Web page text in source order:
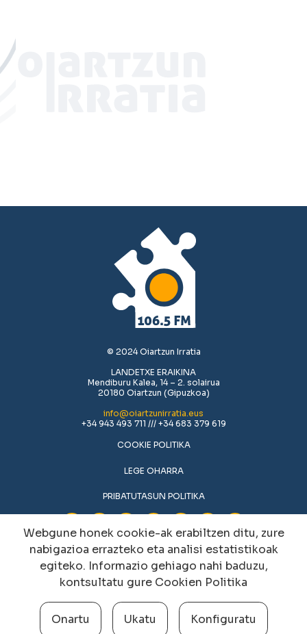
© 2024 Oiartzun Irratia
LANDETXE ERAIKINA
Mendiburu Kalea, 14 – 2. solairua
20180 Oiartzun (Gipuzkoa)
info@oiartzunirratia.eus
+34 943 493 711 /// +34 683 379 619
COOKIE POLITIKA
LEGE OHARRA
PRIBATUTASUN POLITIKA
Cookien konfigurazioa aldatu
Webgune honek cookie-ak erabiltzen ditu, zure
nabigazioa errazteko eta analisi estatistikoak
egiteko. Informazio gehiago nahi baduzu,
kontsultatu gure Cookien Politika
Onartu Ukatu Konfiguratu